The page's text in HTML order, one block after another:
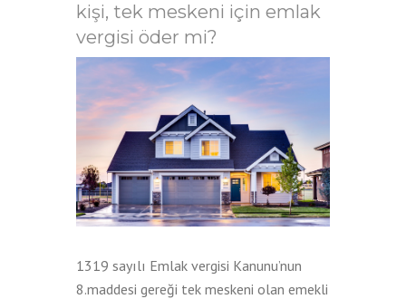
kişi, tek meskeni için emlak
vergisi öder mi?
1319 sayılı Emlak vergisi Kanunu’nun
8.maddesi gereği tek meskeni olan emekli